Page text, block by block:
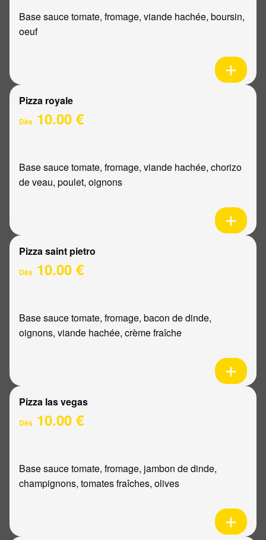
Base sauce tomate, fromage, viande hachée, boursin,
oeuf
Pizza royale
Dès 10.00 €
Base sauce tomate, fromage, viande hachée, chorizo
de veau, poulet, oignons
Pizza saint pietro
Dès 10.00 €
Base sauce tomate, fromage, bacon de dinde,
oignons, viande hachée, crème fraîche
Pizza las vegas
Dès 10.00 €
Base sauce tomate, fromage, jambon de dinde,
champignons, tomates fraîches, olives